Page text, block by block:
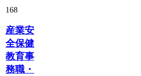
168
産業安
全保健
教育事
務職・